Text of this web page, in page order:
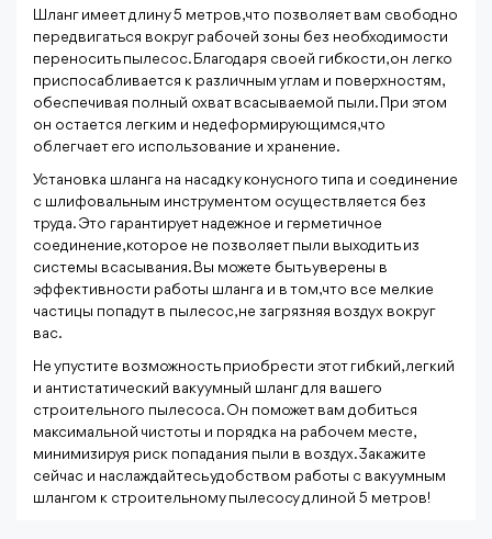
Шланг имеет длину 5 метров, что позволяет вам свободно
передвигаться вокруг рабочей зоны без необходимости
переносить пылесос. Благодаря своей гибкости, он легко
приспосабливается к различным углам и поверхностям,
обеспечивая полный охват всасываемой пыли. При этом
он остается легким и недеформирующимся, что
облегчает его использование и хранение.
Установка шланга на насадку конусного типа и соединение
с шлифовальным инструментом осуществляется без
труда. Это гарантирует надежное и герметичное
соединение, которое не позволяет пыли выходить из
системы всасывания. Вы можете быть уверены в
эффективности работы шланга и в том, что все мелкие
частицы попадут в пылесос, не загрязняя воздух вокруг
вас.
Не упустите возможность приобрести этот гибкий, легкий
и антистатический вакуумный шланг для вашего
строительного пылесоса. Он поможет вам добиться
максимальной чистоты и порядка на рабочем месте,
минимизируя риск попадания пыли в воздух. Закажите
сейчас и наслаждайтесь удобством работы с вакуумным
шлангом к строительному пылесосу длиной 5 метров!